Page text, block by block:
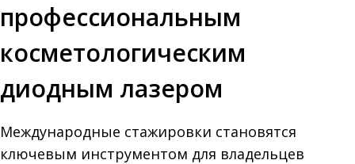
профессиональным
косметологическим
диодным лазером
Международные стажировки становятся
ключевым инструментом для владельцев